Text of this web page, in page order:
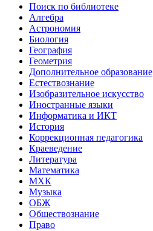
Поиск по библиотеке
Алгебра
Астрономия
Биология
География
Геометрия
Дополнительное образование
Естествознание
Изобразительное искусство
Иностранные языки
Информатика и ИКТ
История
Коррекционная педагогика
Краеведение
Литература
Математика
МХК
Музыка
ОБЖ
Обществознание
Право